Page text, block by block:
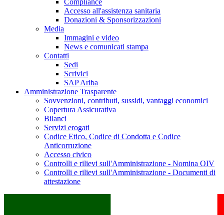
Compliance
Accesso all'assistenza sanitaria
Donazioni & Sponsorizzazioni
Media
Immagini e video
News e comunicati stampa
Contatti
Sedi
Scrivici
SAP Ariba
Amministrazione Trasparente
Sovvenzioni, contributi, sussidi, vantaggi economici
Copertura Assicurativa
Bilanci
Servizi erogati
Codice Etico, Codice di Condotta e Codice
Anticorruzione
Accesso civico
Controlli e rilievi sull'Amministrazione - Nomina OIV
Controlli e rilievi sull'Amministrazione - Documenti di
attestazione